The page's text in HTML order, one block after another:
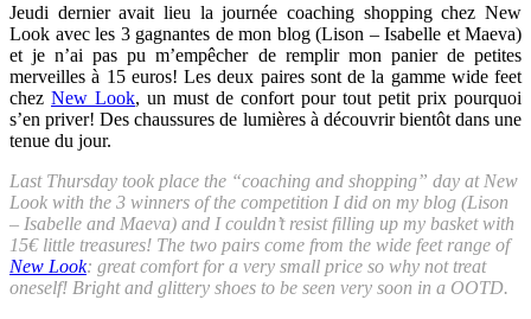
Jeudi dernier avait lieu la journée coaching shopping chez New
Look avec les 3 gagnantes de mon blog (Lison – Isabelle et Maeva)
et je n’ai pas pu m’empêcher de remplir mon panier de petites
merveilles à 15 euros! Les deux paires sont de la gamme wide feet
chez New Look, un must de confort pour tout petit prix pourquoi
s’en priver! Des chaussures de lumières à découvrir bientôt dans une
tenue du jour.
Last Thursday took place the “coaching and shopping” day at New
Look with the 3 winners of the competition I did on my blog (Lison
– Isabelle and Maeva) and I couldn’t resist filling up my basket with
15€ little treasures! The two pairs come from the wide feet range of
New Look: great comfort for a very small price so why not treat
oneself! Bright and glittery shoes to be seen very soon in a OOTD.